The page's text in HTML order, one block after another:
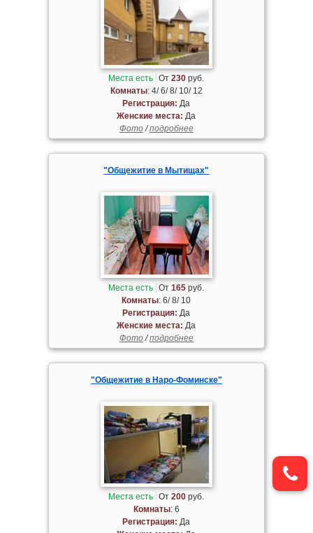
Места есть От230 руб.
Комнаты: 4/ 6/ 8/ 10/ 12
Регистрация: Да
Женские места: Да
Фото/подробнее
"Общежитие в Мытищах"
Места есть От165 руб.
Комнаты: 6/ 8/ 10
Регистрация: Да
Женские места: Да
Фото/подробнее
"Общежитие в Наро-Фоминске"
Места есть От200 руб.
Комнаты: 6
Регистрация: Да